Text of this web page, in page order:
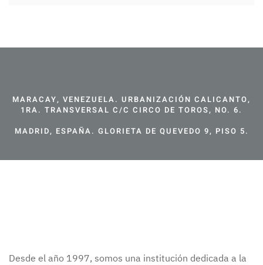
MARACAY, VENEZUELA. URBANIZACIÓN CALICANTO,
1RA. TRANSVERSAL C/C CIRCO DE TOROS, NO. 6.
MADRID, ESPAÑA. GLORIETA DE QUEVEDO 9, PISO 5.
Desde el año 1997, somos una institución dedicada a la